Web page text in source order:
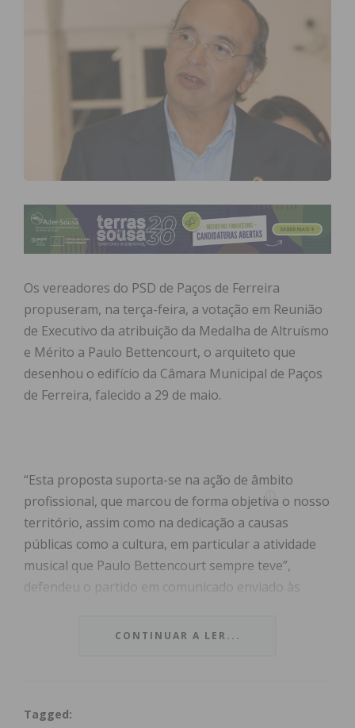
Os vereadores do PSD de Paços de Ferreira
propuseram, na terça-feira, a votação em Reunião
de Executivo da atribuição da Medalha de Altruísmo
e Mérito a Paulo Bettencourt, o arquiteto que
desenhou o edifício da Câmara Municipal de Paços
de Ferreira, falecido a 29 de maio.
“Esta proposta suporta-se na ação de âmbito
profissional, que marcou de forma objetiva o nosso
território, assim como na dedicação a causas
públicas como a cultura, em particular a atividade
musical que Paulo Bettencourt sempre teve”,
defendeu o partido em comunicado enviado às
segunda-feira.
CONTINUAR A LER...
Tagged: